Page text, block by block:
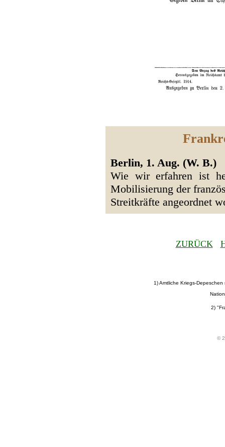
Berlin, 1. Aug. (W. B.)
Wie wir erfahren ist
Mobilisierung der
Streitkräfte angeordnet
ZURÜCK
1) Amtliche Kriegs-
2)
©